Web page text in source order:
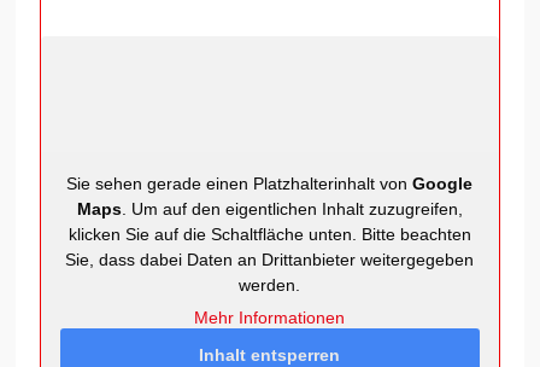
Sie sehen gerade einen Platzhalterinhalt vonGoogle
Maps. Um auf den eigentlichen Inhalt zuzugreifen,
klicken Sie auf die Schaltfläche unten. Bitte beachten
Sie, dass dabei Daten an Drittanbieter weitergegeben
werden.
Mehr Informationen
Inhalt entsperren